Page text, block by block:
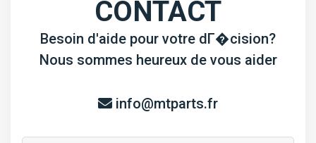
CONTACT
Besoin d'aide pour votre dГ�cision?
Nous sommes heureux de vous aider
info@mtparts.fr